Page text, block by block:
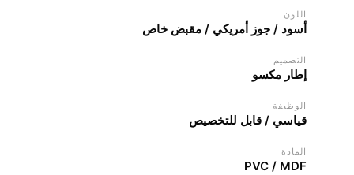
اللون
أسود / جوز أمريكي / مقبض خاص
التصميم
إطار مكسو
الوظيفة
قياسي / قابل للتخصيص
المادة
PVC / MDF